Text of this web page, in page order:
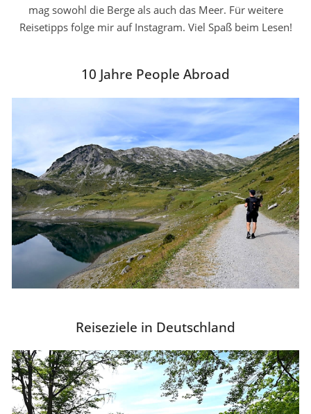
mag sowohl die Berge als auch das Meer. Für weitere
Reisetipps folge mir auf Instagram. Viel Spaß beim Lesen!
10 Jahre People Abroad
Reiseziele in Deutschland